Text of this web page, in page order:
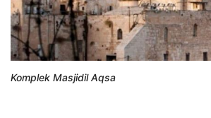
Komplek Masjidil Aqsa